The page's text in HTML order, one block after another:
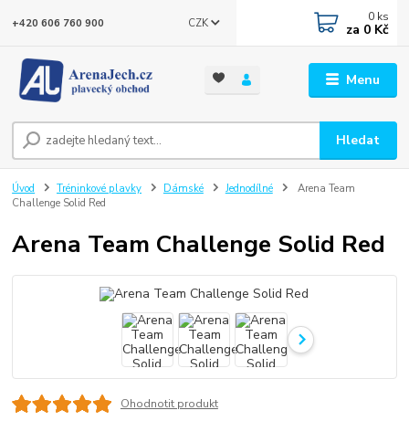
Menu
CZK
Hledat
+420 606 760 900 0 ks
za 0 Kč
Úvod Tréninkové plavky Dámské Jednodílné
Arena Team
Challenge Solid Red
Arena Team Challenge Solid Red
Ohodnotit produkt